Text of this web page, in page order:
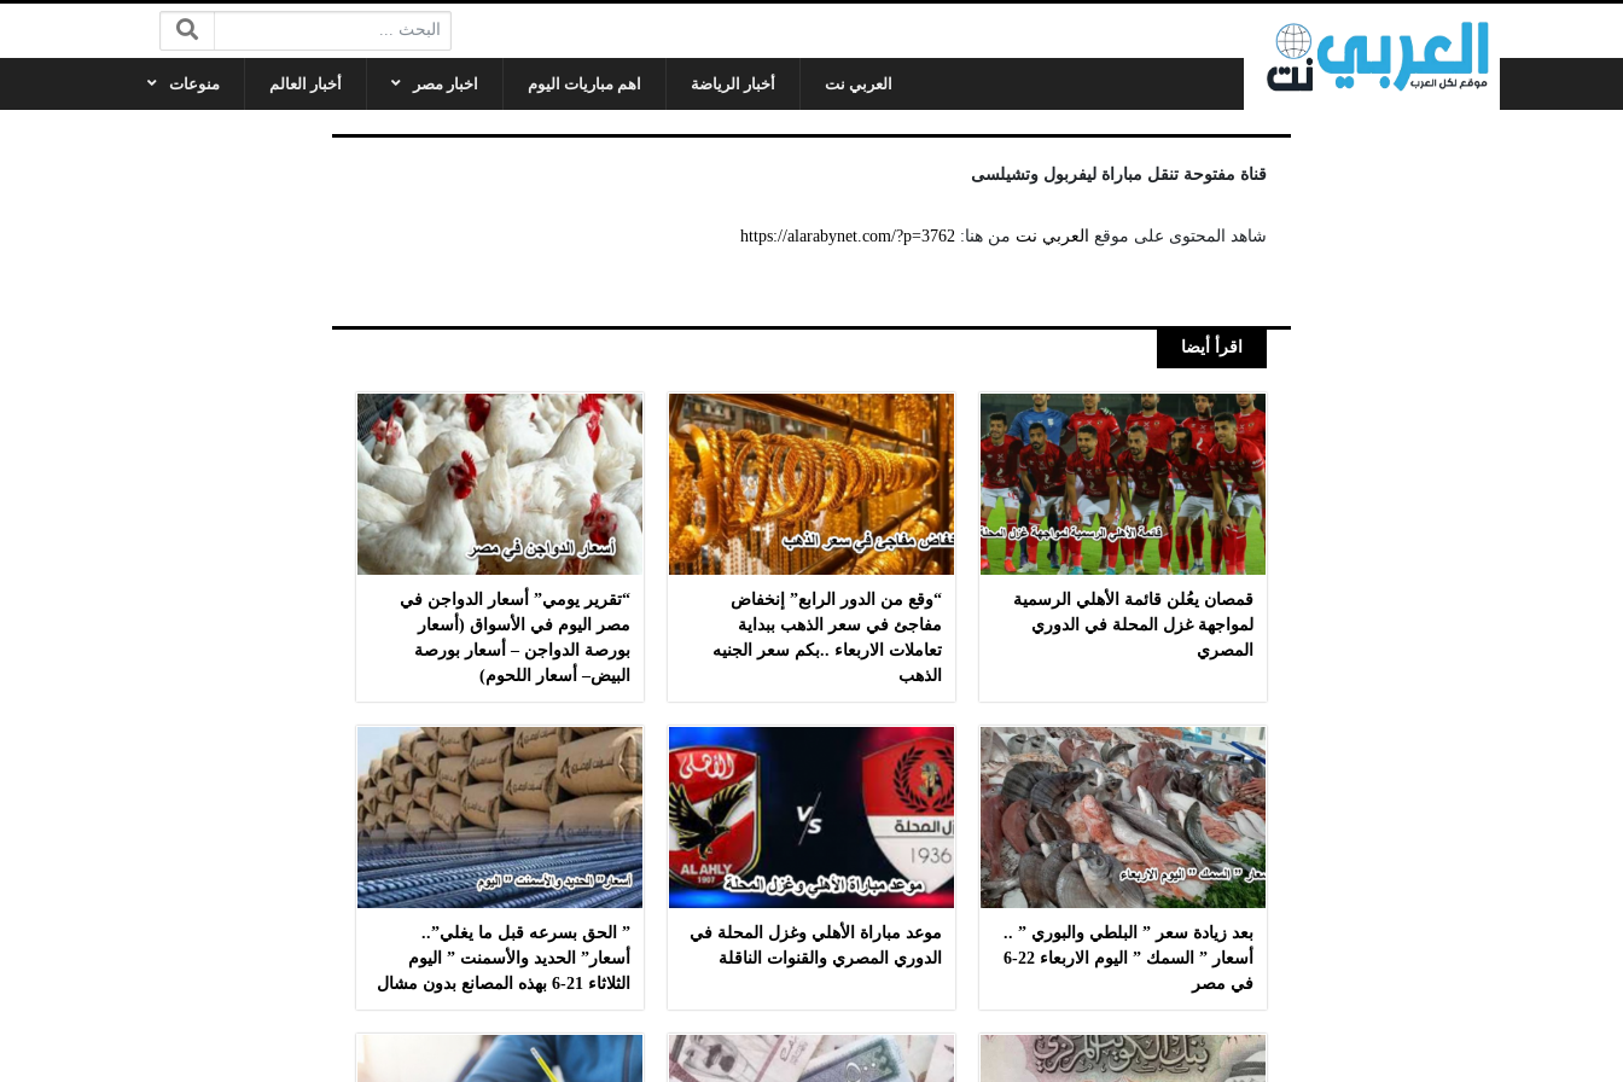
البحث:
العربي نت أخبار الرياضة اهم مباريات اليوم اخبار مصر أخبار العالم منوعات
قناة مفتوحة تنقل مباراة ليفربول وتشيلسى
شاهد المحتوى على موقع العربي نت من هنا: https://alarabynet.com/?p=3762
اقرأ أيضا
قمصان يعُلن قائمة الأهلي الرسمية
لمواجهة غزل المحلة في الدوري
المصري
“وقع من الدور الرابع” إنخفاض
مفاجئ في سعر الذهب ببداية
تعاملات الاربعاء ..بكم سعر الجنيه
الذهب
“تقرير يومي” أسعار الدواجن في
مصر اليوم في الأسواق (أسعار
بورصة الدواجن – أسعار بورصة
البيض– أسعار اللحوم)
بعد زيادة سعر ” البلطي والبوري ” ..
أسعار ” السمك ” اليوم الاربعاء 22-6
في مصر
موعد مباراة الأهلي وغزل المحلة في
الدوري المصري والقنوات الناقلة
” الحق بسرعه قبل ما يغلي”..
أسعار” الحديد والأسمنت ” اليوم
الثلاثاء 21-6 بهذه المصانع بدون مشال